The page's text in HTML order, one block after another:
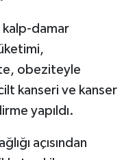
kalp-damar
obeziteyle
kanseri ve kanser
yapıldı.
açısından